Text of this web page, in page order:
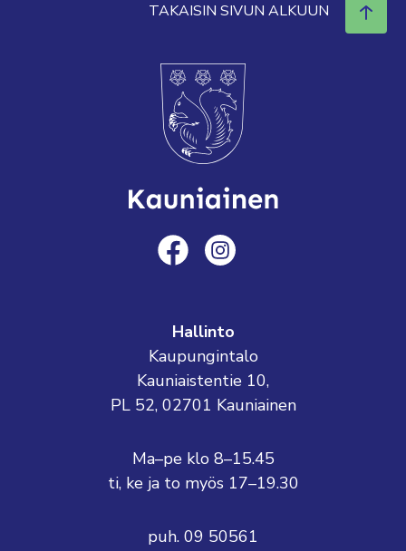
TAKAISIN SIVUN ALKUUN
Hallinto
Kaupungintalo
Kauniaistentie 10,
PL 52, 02701 Kauniainen
Ma–pe klo 8–15.45
ti, ke ja to myös 17–19.30
puh. 09 50561